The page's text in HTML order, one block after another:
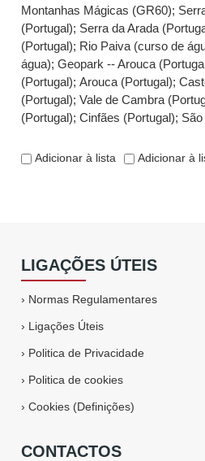
Montanhas Mágicas (GR60);
(Portugal); Serra da Arada
(Portugal); Rio Paiva (curso de
água);Geopark -- Arouca
(Portugal);Arouca (Portugal);
(Portugal);Vale de Cambra
(Portugal);Cinfães (Portugal);
Adicionar à lista Adicionar à
LIGAÇÕES ÚTEIS
› Normas Regulamentares
› Ligações Úteis
› Politica de Privacidade
› Politica de cookies
›Cookies (Definições)
CONTACTOS